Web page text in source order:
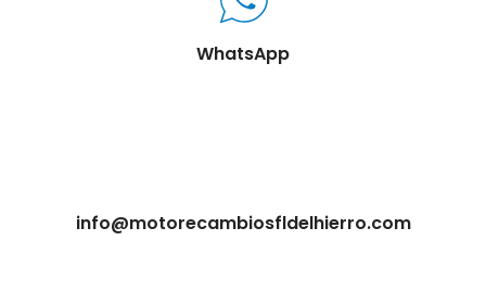
WhatsApp
info@motorecambiosfldelhierro.com